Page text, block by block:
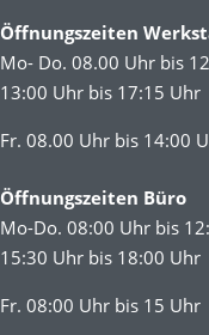
Öffnungszeiten
Mo- Do. 08.00 Uhr bis
13:00 Uhr bis 17:15 Uhr
Fr. 08.00 Uhr bis 14:00
Öffnungszeiten Büro
Mo-Do. 08:00 Uhr bis
15:30 Uhr bis 18:00 Uhr
Fr. 08:00 Uhr bis 15 Uhr